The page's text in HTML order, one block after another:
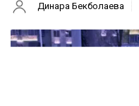
Динара Бекболаева